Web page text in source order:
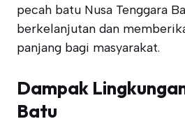
pecah batu Nusa Tenggara
berkelanjutan dan
panjang bagi masyarakat.
Dampak
Batu